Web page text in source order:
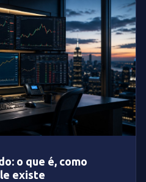
o que é, como
existe